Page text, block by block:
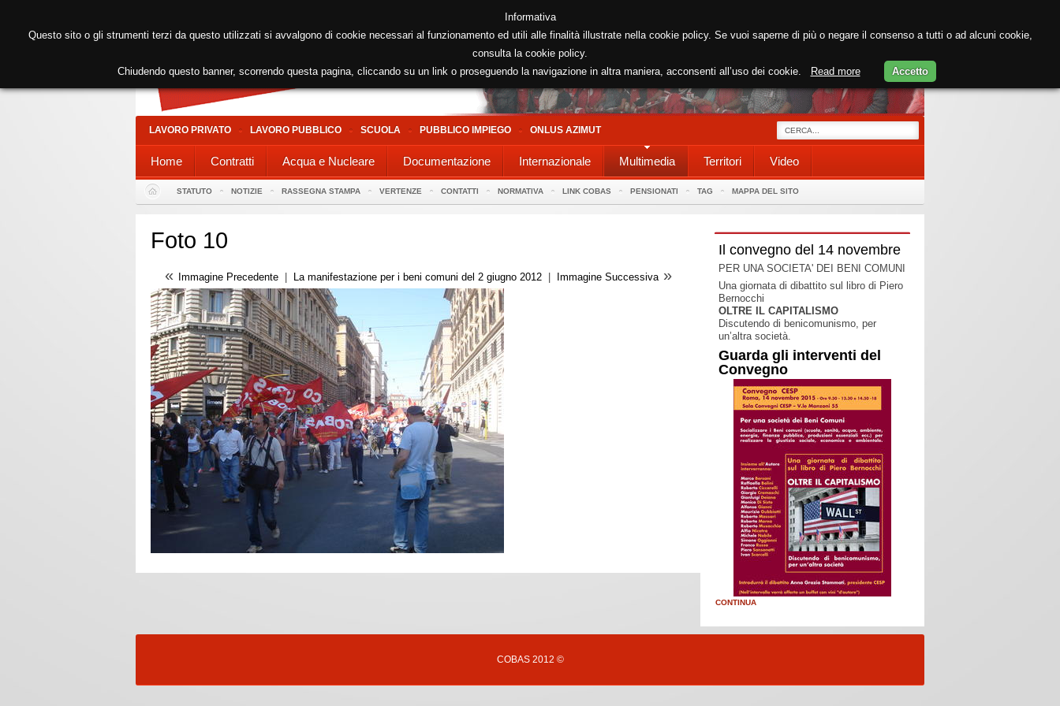
LAVORO PRIVATO LAVORO PUBBLICO SCUOLA PUBBLICO IMPIEGO ONLUS AZIMUT
Home Contratti Acqua e Nucleare Documentazione Internazionale Multimedia Territori Video
STATUTO NOTIZIE RASSEGNA STAMPA VERTENZE CONTATTI NORMATIVA LINK COBAS PENSIONATI TAG MAPPA DEL SITO
Foto 10
« Immagine Precedente La manifestazione per i beni comuni del 2 giugno 2012 Immagine Successiva»
Il convegno del 14 novembre
PER UNA SOCIETA' DEI BENI COMUNI
Una giornata di dibattito sul libro di Piero
Bernocchi
OLTRE IL CAPITALISMO
Discutendo di benicomunismo, per
un’altra società.
Guarda gli interventi del
Convegno
CONTINUA
COBAS 2012 ©
Informativa
Questo sito o gli strumenti terzi da questo utilizzati si avvalgono di cookie necessari al funzionamento ed utili alle finalità illustrate nella cookie policy. Se vuoi saperne di più o negare il consenso a tutti o ad alcuni cookie,
consulta la cookie policy.
Chiudendo questo banner, scorrendo questa pagina, cliccando su un link o proseguendo la navigazione in altra maniera, acconsenti all’uso dei cookie.
Read more Accetto